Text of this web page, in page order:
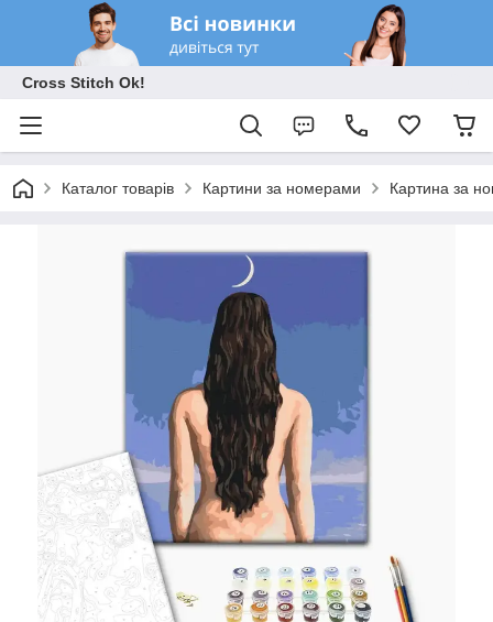
Cross Stitch Ok!
Каталог товарів Картини за номерами Картина за